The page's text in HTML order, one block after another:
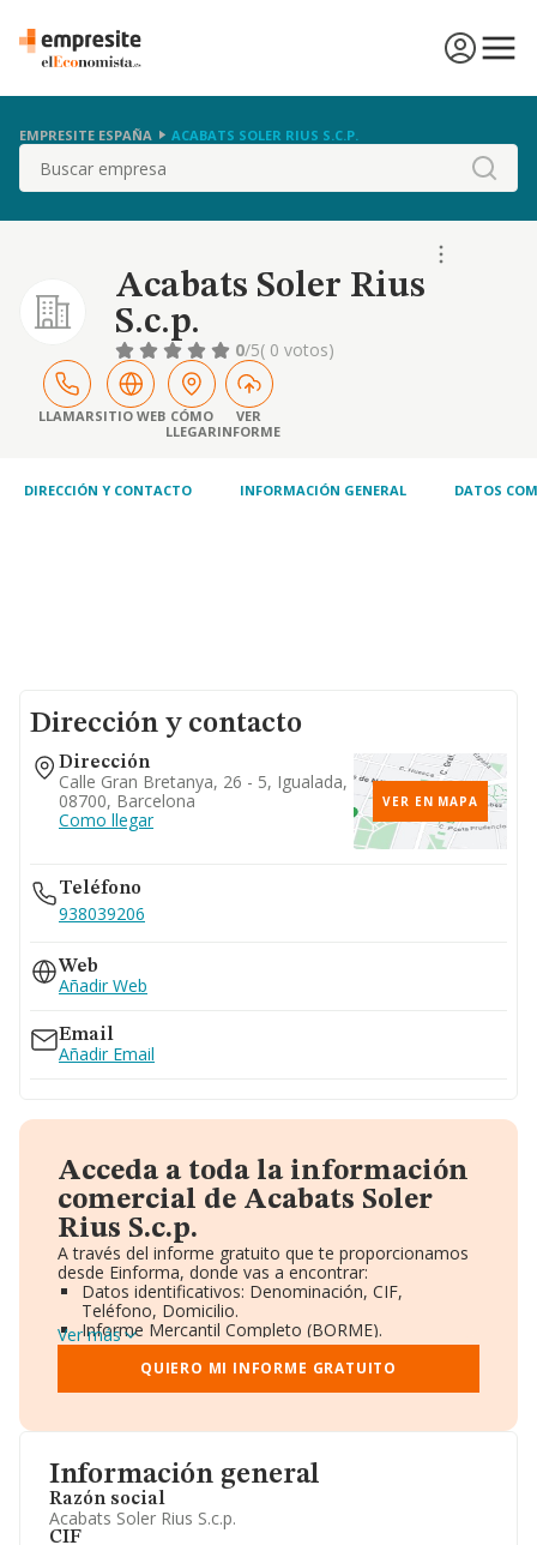
EMPRESITE ESPAÑA ACABATS SOLER RIUS S.C.P.
Buscar
Acabats Soler Rius
S.c.p.
0/5( 0 votos)
LLAMARSITIO WEB CÓMO
LLEGAR
VER
INFORME
DIRECCIÓN Y CONTACTO INFORMACIÓN GENERAL DATOS
Información general
Razón social
Acabats Soler Rius S.c.p.
CIF
Dirección y contacto
Dirección
Calle Gran Bretanya, 26 - 5, Igualada,
08700, Barcelona
Como llegar
VER EN MAPA
Teléfono
938039206
Web
Añadir Web
Email
Añadir Email
Acceda a toda la información
comercial de Acabats Soler
Rius S.c.p.
A través del informe gratuito que te proporcionamos
desde Einforma, donde vas a encontrar:
Datos identificativos: Denominación, CIF,
Teléfono, Domicilio.
Informe Mercantil Completo (BORME).
Gráficos de Evolución Ventas y Empleados.
Consejo de Administración y Administradores.
Directivos y Ejecutivos.
Información oficial y registral complementaria.
Ver más
QUIERO MI INFORME GRATUITO